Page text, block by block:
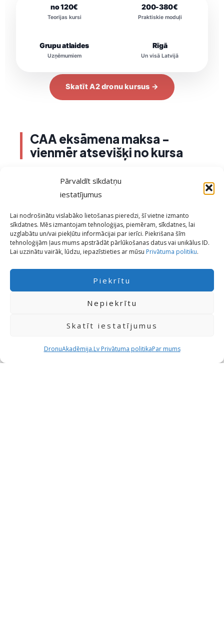
Pārvaldīt sīkdatņu
iestatījumus
Lai nodrošinātu vislabāko lietošanas pieredzi, šī vietne izmanto
sīkdatnes. Mēs izmantojam tehnoloģijas, piemēram, sīkdatnes, lai
uzglabātu un/vai piekļūtu informācijai par ierīci. Piekrišana šīm
tehnoloģijām ļaus mums apstrādāt pārlūkošanas datus vai unikālus ID.
Lai uzzinātu vairāk, lūdzu, iepazīstieties ar mūsu Privātuma politiku.
Piekrītu
Nepiekrītu
Skatīt iestatījumus
DronuAkadēmija.Lv Privātuma politikaPar mums
no 120€
Teorijas kursi
200-380€
Praktiskie moduļi
Grupu atlaides
Uzņēmumiem
Rīgā
Un visā Latvijā
Skatīt A2 dronu kursus →
CAA eksāmena maksa -
vienmēr atsevišķi no kursa
CAA A2 klātienes eksāmena maksa netiek
iekļauta kursa cenā
Civilās aviācijas aģentūrai, piesakoties caur
e.caa.gov.lv.
15€
Maksa CAA par A2 klātienes eksāmenu, kārtojot
10€